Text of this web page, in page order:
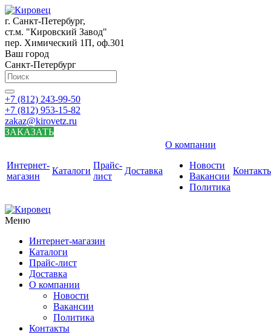
г. Санкт-Петербург,
ст.м. "Кировский Завод"
пер. Химический 1П, оф.301
Ваш город
Санкт-Петербург
+7 (812) 243-99-50
+7 (812) 953-15-82
zakaz@kirovetz.ru
ЗАКАЗАТЬ
Интернет-
магазин
Каталоги
Прайс-
лист
Доставка
О компании
Новости
Вакансии
Политика
Меню
Интернет-магазин
Каталоги
Прайс-лист
Доставка
О компании
Новости
Вакансии
Политика
Контакты